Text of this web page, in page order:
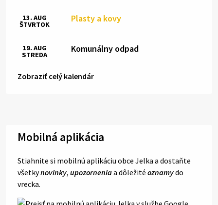
Plasty a kovy
13. AUG
ŠTVRTOK
Komunálny odpad
19. AUG
STREDA
Zobraziť celý kalendár
Mobilná aplikácia
Stiahnite si mobilnú aplikáciu obce Jelka a dostaňte
všetkynovinky, upozorneniaa dôležité oznamydo
vrecka.